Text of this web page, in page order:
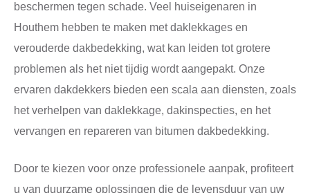
beschermen tegen schade. Veel huiseigenaren in
Houthem hebben te maken met daklekkages en
verouderde dakbedekking, wat kan leiden tot grotere
problemen als het niet tijdig wordt aangepakt. Onze
ervaren dakdekkers bieden een scala aan diensten, zoals
het verhelpen van daklekkage, dakinspecties, en het
vervangen en repareren van bitumen dakbedekking.
Door te kiezen voor onze professionele aanpak, profiteert
u van duurzame oplossingen die de levensduur van uw